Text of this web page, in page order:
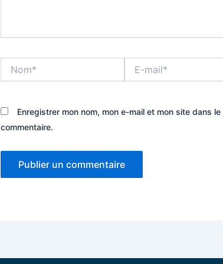
mail*
Enregistrer mon nom, mon e-mail et mon site dans
commentaire.